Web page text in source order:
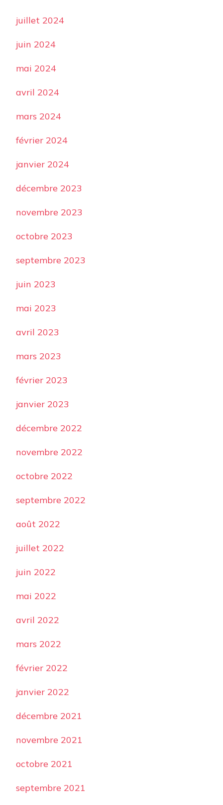
juillet 2024
juin 2024
mai 2024
avril 2024
mars 2024
février 2024
janvier 2024
décembre 2023
novembre 2023
octobre 2023
septembre 2023
juin 2023
mai 2023
avril 2023
mars 2023
février 2023
janvier 2023
décembre 2022
novembre 2022
octobre 2022
septembre 2022
août 2022
juillet 2022
juin 2022
mai 2022
avril 2022
mars 2022
février 2022
janvier 2022
décembre 2021
novembre 2021
octobre 2021
septembre 2021